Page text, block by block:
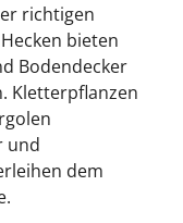
richtigen
Hecken bieten
Bodendecker
Kletterpflanzen
und
dem